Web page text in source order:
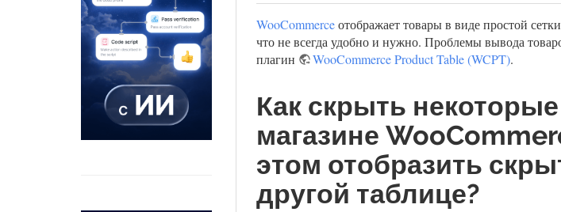
WooCommerceотображает товары в виде простой
что не всегда удобно и нужно. Проблемы вывода
плагин
WooCommerce Product Table (WCPT).
Как скрыть
магазине
этом отобразить
другой таблице?